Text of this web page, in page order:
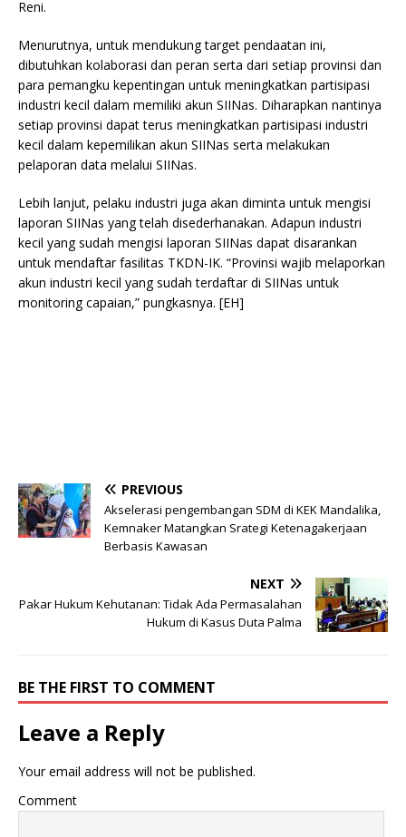
Reni.
Menurutnya, untuk mendukung target pendaatan ini,
dibutuhkan kolaborasi dan peran serta dari setiap provinsi dan
para pemangku kepentingan untuk meningkatkan partisipasi
industri kecil dalam memiliki akun SIINas. Diharapkan nantinya
setiap provinsi dapat terus meningkatkan partisipasi industri
kecil dalam kepemilikan akun SIINas serta melakukan
pelaporan data melalui SIINas.
Lebih lanjut, pelaku industri juga akan diminta untuk mengisi
laporan SIINas yang telah disederhanakan. Adapun industri
kecil yang sudah mengisi laporan SIINas dapat disarankan
untuk mendaftar fasilitas TKDN-IK. “Provinsi wajib melaporkan
akun industri kecil yang sudah terdaftar di SIINas untuk
monitoring capaian,” pungkasnya. [EH]
PREVIOUS
Akselerasi pengembangan SDM di KEK Mandalika,
Kemnaker Matangkan Srategi Ketenagakerjaan
Berbasis Kawasan
NEXT
Pakar Hukum Kehutanan: Tidak Ada Permasalahan
Hukum di Kasus Duta Palma
BE THE FIRST TO COMMENT
Leave a Reply
Your email address will not be published.
Comment